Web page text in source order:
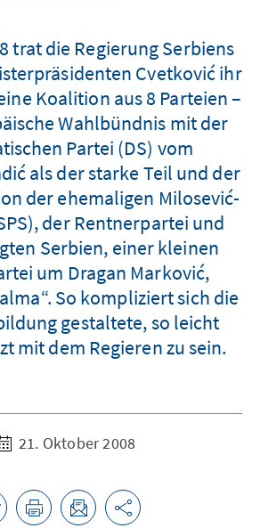
trat die Regierung Serbiens
Cvetković ihr
Koalition aus 8 Parteien –
Wahlbündnis mit der
Partei (DS) vom
als der starke Teil und der
der ehemaligen Milosević-
der Rentnerpartei und
Serbien, einer kleinen
um Dragan Marković,
So kompliziert sich die
gestaltete, so leicht
mit dem Regieren zu sein.
21. Oktober 2008